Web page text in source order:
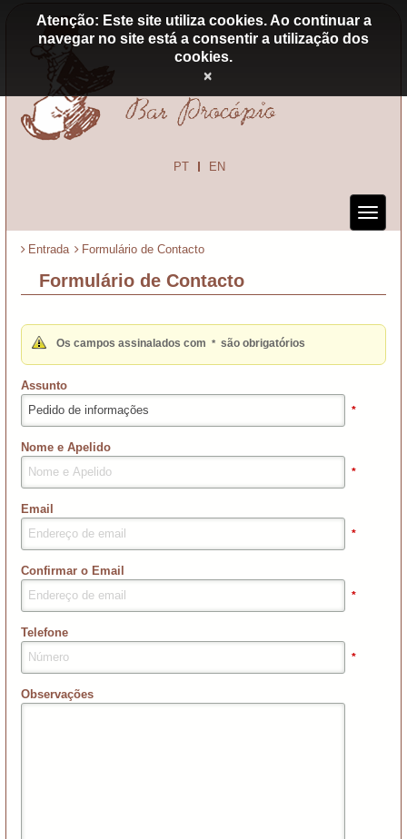
PT EN
Entrada Formulário de Contacto
Formulário de Contacto
Os campos assinalados com * são obrigatórios
Assunto
*
Nome e Apelido
*
Email
*
Confirmar o Email
*
Telefone
*
Observações
Atenção: Este site utiliza cookies. Ao continuar a
navegar no site está a consentir a utilização dos
cookies.
×